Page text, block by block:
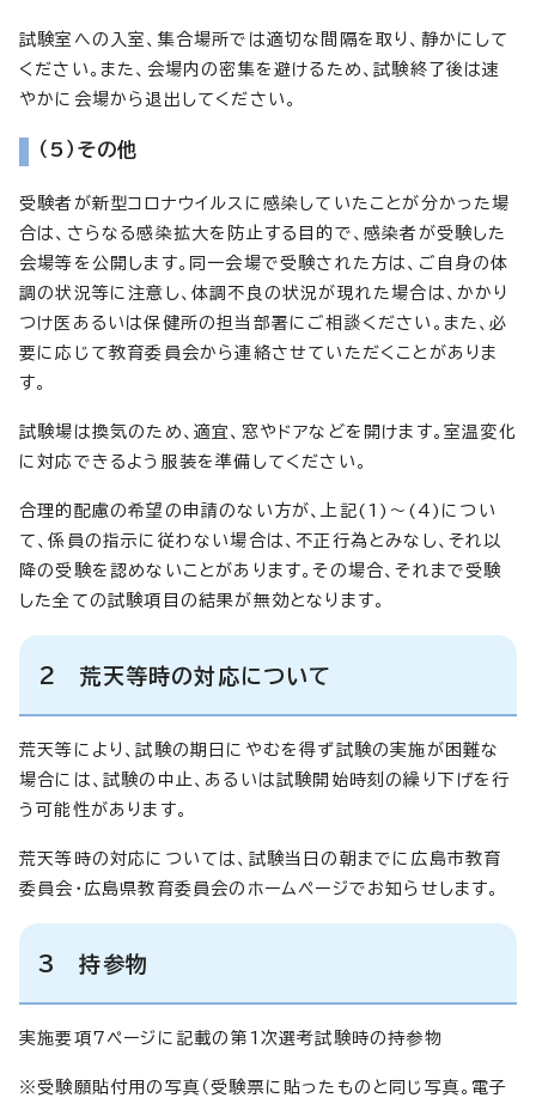
試験室への入室、集合場所では適切な間隔を取り、静かにして
ください。また、会場内の密集を避けるため、試験終了後は速
やかに会場から退出してください。
（5）その他
受験者が新型コロナウイルスに感染していたことが分かった場
合は、さらなる感染拡大を防止する目的で、感染者が受験した
会場等を公開します。同一会場で受験された方は、ご自身の体
調の状況等に注意し、体調不良の状況が現れた場合は、かかり
つけ医あるいは保健所の担当部署にご相談ください。また、必
要に応じて教育委員会から連絡させていただくことがありま
す。
試験場は換気のため、適宜、窓やドアなどを開けます。室温変化
に対応できるよう服装を準備してください。
合理的配慮の希望の申請のない方が、上記(1)～(4)につい
て、係員の指示に従わない場合は、不正行為とみなし、それ以
降の受験を認めないことがあります。その場合、それまで受験
した全ての試験項目の結果が無効となります。
2 荒天等時の対応について
荒天等により、試験の期日にやむを得ず試験の実施が困難な
場合には、試験の中止、あるいは試験開始時刻の繰り下げを行
う可能性があります。
荒天等時の対応については、試験当日の朝までに広島市教育
委員会・広島県教育委員会のホームページでお知らせします。
3 持参物
実施要項7ページに記載の第1次選考試験時の持参物
※受験願貼付用の写真（受験票に貼ったものと同じ写真。電子